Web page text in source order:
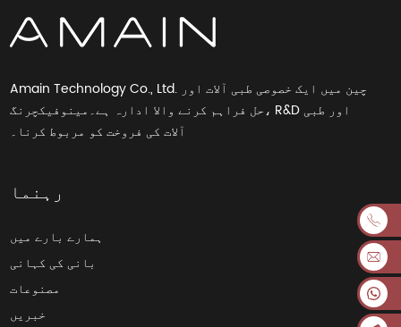
Amain Technology Co., Ltd. چین میں ایک خصوصی طبی آلات اور
حل فراہم کرنے والا ادارہ ہے۔مینوفیکچرنگ، R&D اور طبی
آلات کی فروخت کو مربوط کرنا۔
رہنما
ہمارے بارے میں
بانی کی کہانی
مصنوعات
خبریں